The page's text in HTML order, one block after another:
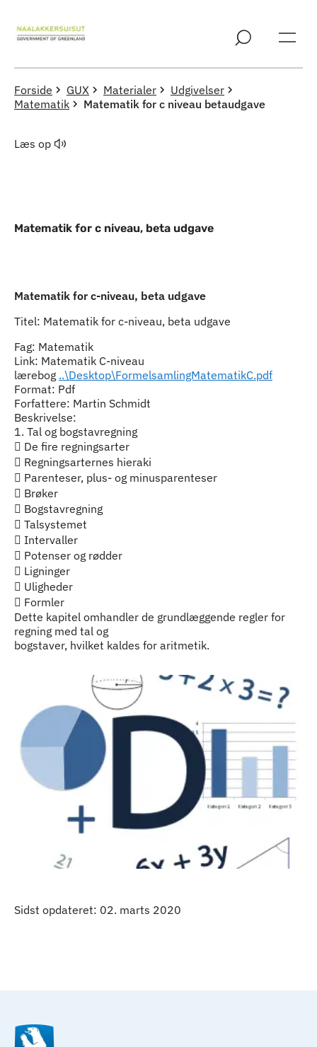
Forside GUX Materialer
Udgivelser
Matematik
Matematik for c niveau betaudgave
Læs op
Matematik for c niveau, beta udgave
Indhold
Matematik for c-niveau, beta udgave
Titel: Matematik for c-niveau, beta udgave
Fag: Matematik
Link: Matematik C-niveau
lærebog ..\Desktop\FormelsamlingMatematikC.pdf
Format: Pdf
Forfattere: Martin Schmidt
Beskrivelse:
1. Tal og bogstavregning
 De fire regningsarter
 Regningsarternes hieraki
 Parenteser, plus‐ og minusparenteser
 Brøker
 Bogstavregning
 Talsystemet
 Intervaller
 Potenser og rødder
 Ligninger
 Uligheder
 Formler
Dette kapitel omhandler de grundlæggende regler for
regning med tal og
bogstaver, hvilket kaldes for aritmetik.
Sidst opdateret: 02. marts 2020